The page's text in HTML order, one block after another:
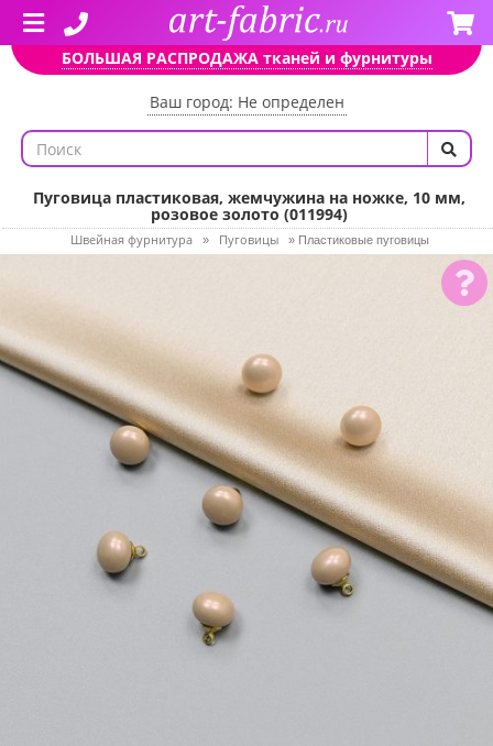
БОЛЬШАЯ РАСПРОДАЖА тканей и фурнитуры
Ваш город: Не определен
Пуговица пластиковая, жемчужина на ножке, 10 мм,
розовое золото (011994)
Швейная фурнитура » Пуговицы » Пластиковые пуговицы